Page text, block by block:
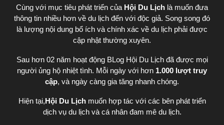
Cùng với mục tiêu phát triển của Hội Du Lịch là muốn đưa
thông tin nhiều hơn về du lịch đến với độc giả. Song song đó
là lượng nội dung bổ ích và chính xác về du lịch phải được
cập nhật thường xuyên.
Sau hơn 02 năm hoạt động BLog Hội Du Lịch đã được mọi
người ủng hộ nhiệt tình. Mỗi ngày với hơn 1.000 lượt truy
cập, và ngày càng gia tăng nhanh chóng.
Hiện tại,Hội Du Lịch muốn hợp tác với các bên phát triển
dịch vụ du lịch và cá nhân đam mê du lịch.